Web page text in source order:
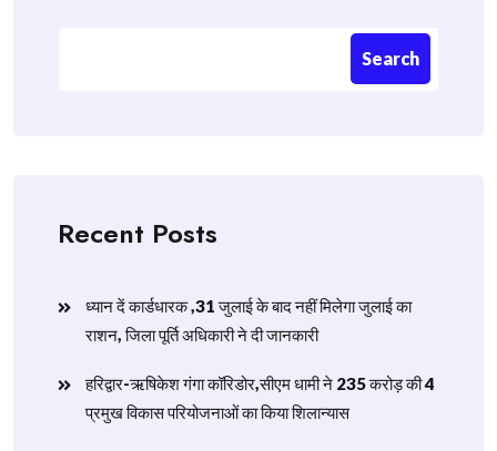
Search
Recent Posts
ध्यान दें कार्डधारक ,31 जुलाई के बाद नहीं मिलेगा जुलाई का
राशन, जिला पूर्ति अधिकारी ने दी जानकारी
हरिद्वार-ऋषिकेश गंगा कॉरिडोर,सीएम धामी ने 235 करोड़ की 4
प्रमुख विकास परियोजनाओं का किया शिलान्यास